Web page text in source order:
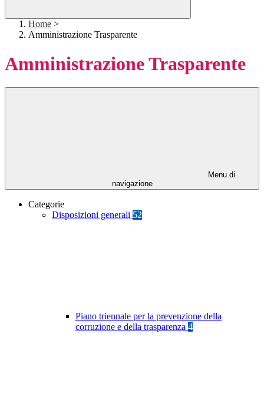
Home >
Amministrazione Trasparente
Amministrazione Trasparente
Menu di
navigazione
Categorie
Disposizioni generali 52
Piano triennale per la prevenzione della
corruzione e della trasparenza 4